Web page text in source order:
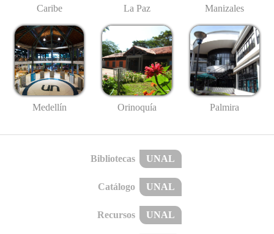
Caribe La Paz Manizales
Medellín Orinoquía Palmira
Bibliotecas UNAL
Catálogo UNAL
Recursos UNAL